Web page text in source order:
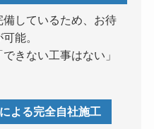
しているため、お待
能。
きない工事はない」
よる完全自社施工